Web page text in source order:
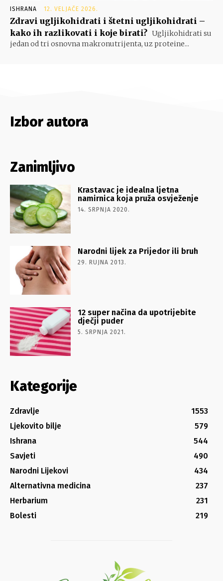
ISHRANA 12. VELJAČE 2026.
Zdravi ugljikohidrati i štetni ugljikohidrati –
kako ih razlikovati i koje birati? Ugljikohidrati su
jedan od tri osnovna makronutrijenta, uz proteine...
Izbor autora
Zanimljivo
Krastavac je idealna ljetna
namirnica koja pruža osvježenje
14. SRPNJA 2020.
Narodni lijek za Prijedor ili bruh
29. RUJNA 2013.
12 super načina da upotrijebite
dječji puder
5. SRPNJA 2021.
Kategorije
Zdravlje
1553
Ljekovito bilje
579
Ishrana
544
Savjeti
490
Narodni Lijekovi
434
Alternativna medicina
237
Herbarium
231
Bolesti
219